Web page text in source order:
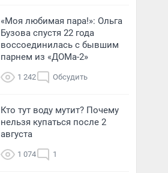
«Моя любимая пара!»: Ольга
Бузова спустя 22 года
воссоединилась с бывшим
парнем из «ДОМа-2»
1 242 Обсудить
Кто тут воду мутит? Почему
нельзя купаться после 2
августа
1 074 1